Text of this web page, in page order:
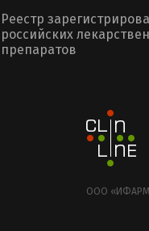
Реестр
российских
препаратов
ООО